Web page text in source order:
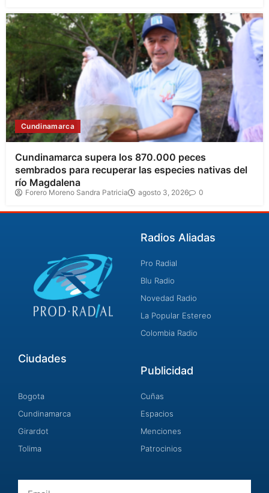
Cundinamarca
Cundinamarca supera los 870.000 peces
sembrados para recuperar las especies nativas del
río Magdalena
Forero Moreno Sandra Patricia agosto 3, 2026 0
Radios Aliadas
Pro Radial
Blu Radio
Novedad Radio
La Popular Estereo
Colombia Radio
Ciudades
Bogota
Cundinamarca
Girardot
Tolima
Publicidad
Cuñas
Espacios
Menciones
Patrocinios